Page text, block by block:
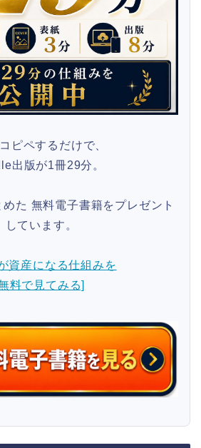
ピペするだけで、
出版が1冊29分。
た 無料電子書籍をプレゼント
しています。
資産になる仕組みを
料で見てみる]